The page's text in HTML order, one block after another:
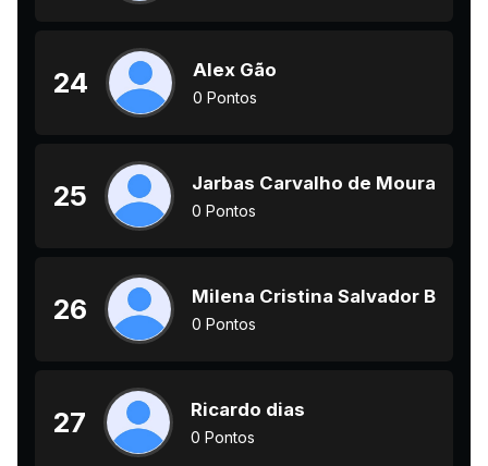
24 Alex Gão
0 Pontos
25 Jarbas Carvalho de Moura
0 Pontos
26 Milena Cristina Salvador
0 Pontos
27 Ricardo dias
0 Pontos